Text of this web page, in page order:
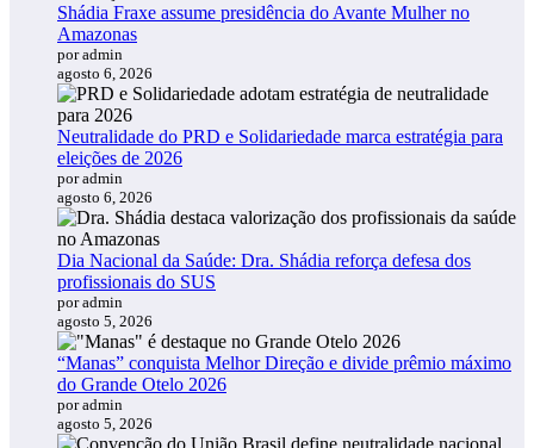
Shádia Fraxe assume presidência do Avante Mulher no
Amazonas
por admin
agosto 6, 2026
Neutralidade do PRD e Solidariedade marca estratégia para
eleições de 2026
por admin
agosto 6, 2026
Dia Nacional da Saúde: Dra. Shádia reforça defesa dos
profissionais do SUS
por admin
agosto 5, 2026
“Manas” conquista Melhor Direção e divide prêmio máximo
do Grande Otelo 2026
por admin
agosto 5, 2026